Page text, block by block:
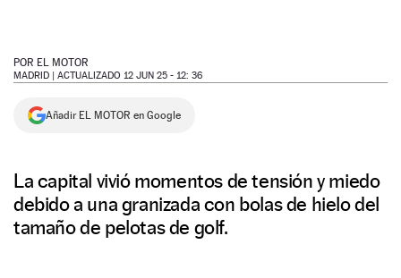
NEWSLETTER
SÍGUENOS
POR EL MOTOR
MADRID | ACTUALIZADO 12 JUN 25 - 12: 36
Añadir EL MOTOR en Google
La capital vivió momentos de tensión y miedo
debido a una granizada con bolas de hielo del
tamaño de pelotas de golf.